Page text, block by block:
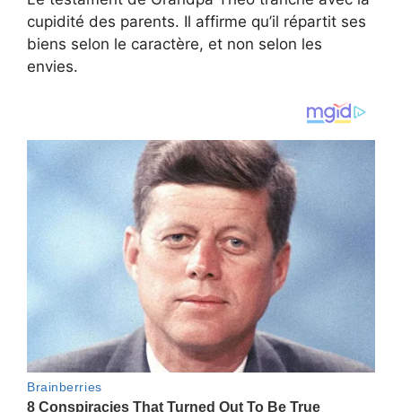
cupidité des parents. Il affirme qu’il répartit ses
biens selon le caractère, et non selon les
envies.